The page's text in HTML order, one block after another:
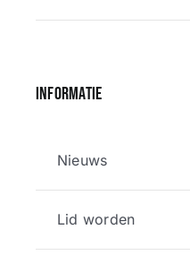
Informatie
Nieuws
Lid worden